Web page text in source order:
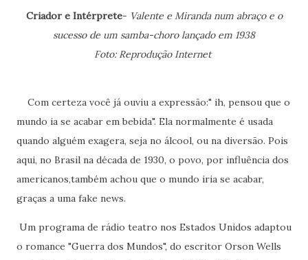
Criador e Intérprete- Valente e Miranda num abraço e o
sucesso de um samba-choro lançado em 1938
Foto: Reprodução Internet
Com certeza você já ouviu a expressão:" ih, pensou que o
mundo ia se acabar em bebida". Ela normalmente é usada
quando alguém exagera, seja no álcool, ou na diversão. Pois
aqui, no Brasil na década de 1930, o povo, por influência dos
americanos,também achou que o mundo iria se acabar,
graças a uma fake news.
Um programa de rádio teatro nos Estados Unidos adaptou
o romance "Guerra dos Mundos", do escritor Orson Wells